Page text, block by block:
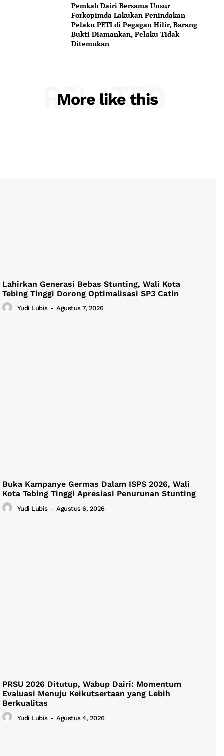
Pemkab Dairi Bersama Unsur
Forkopimda Lakukan Penindakan
Pelaku PETI di Pegagan Hilir, Barang
Bukti Diamankan, Pelaku Tidak
Ditemukan
More like this
RELATED
Lahirkan Generasi Bebas Stunting, Wali Kota
Tebing Tinggi Dorong Optimalisasi SP3 Catin
Yudi Lubis - Agustus 7, 2026
Buka Kampanye Germas Dalam ISPS 2026, Wali
Kota Tebing Tinggi Apresiasi Penurunan Stunting
Yudi Lubis - Agustus 6, 2026
PRSU 2026 Ditutup, Wabup Dairi: Momentum
Evaluasi Menuju Keikutsertaan yang Lebih
Berkualitas
Yudi Lubis - Agustus 4, 2026